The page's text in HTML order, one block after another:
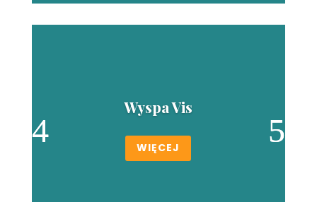
Wyspa Vis
WIĘCEJ